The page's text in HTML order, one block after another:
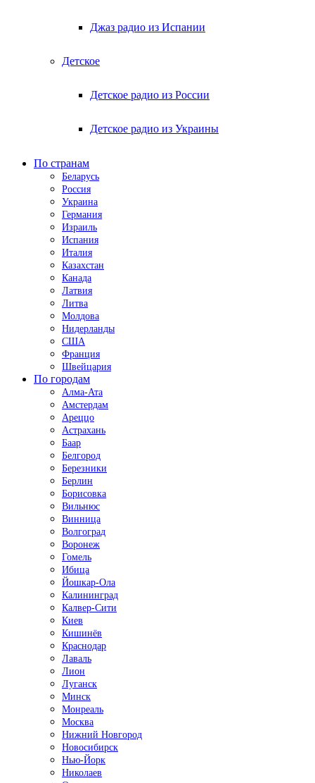
Джаз радио из Испании
Детское
Детское радио из России
Детское радио из Украины
По странам
Беларусь
Россия
Украина
Германия
Израиль
Испания
Италия
Казахстан
Канада
Латвия
Литва
Молдова
Нидерланды
США
Франция
Швейцария
По городам
Алма-Ата
Амстердам
Ареццо
Астрахань
Баар
Белгород
Березники
Берлин
Борисовка
Вильнюс
Винница
Волгоград
Воронеж
Гомель
Ибица
Йошкар-Ола
Калининград
Калвер-Сити
Киев
Кишинёв
Краснодар
Лаваль
Лион
Луганск
Минск
Монреаль
Москва
Нижний Новгород
Новосибирск
Нью-Йорк
Николаев